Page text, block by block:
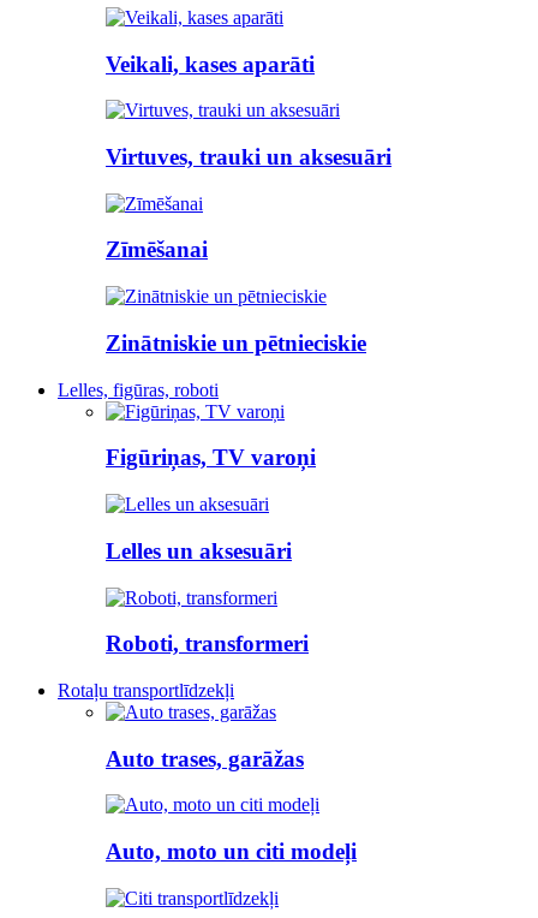
Veikali, kases aparāti
Virtuves, trauki un aksesuāri
Zīmēšanai
Zinātniskie un pētnieciskie
Lelles, figūras, roboti
Figūriņas, TV varoņi
Lelles un aksesuāri
Roboti, transformeri
Rotaļu transportlīdzekļi
Auto trases, garāžas
Auto, moto un citi modeļi